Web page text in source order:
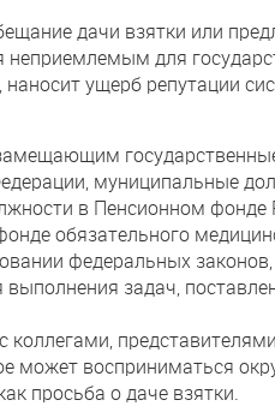
дачи взятки или
неприемлемым для
наносит ущерб репутации
муниципальные
в Пенсионном фонде
обязательного
федеральных
выполнения задач,
коллегами,
может восприниматься
просьба о даче взятки.